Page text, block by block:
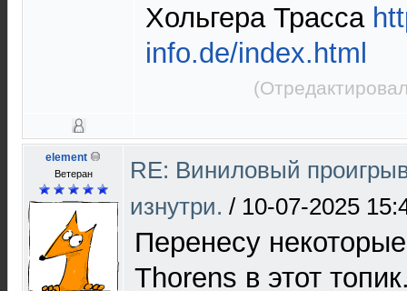
Хольгера Трасса
info.de/index.html
element
Ветеран
RE: Виниловый
изнутри. / 10-07-2025
Перенесу
Thorens в этот